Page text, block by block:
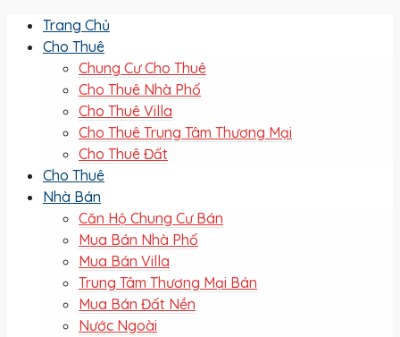
Trang Chủ
Cho Thuê
Chung Cư Cho Thuê
Cho Thuê Nhà Phố
Cho Thuê Villa
Cho Thuê Trung Tâm Thương Mại
Cho Thuê Đất
Cho Thuê
Nhà Bán
Căn Hộ Chung Cư Bán
Mua Bán Nhà Phố
Mua Bán Villa
Trung Tâm Thương Mại Bán
Mua Bán Đất Nền
Nước Ngoài